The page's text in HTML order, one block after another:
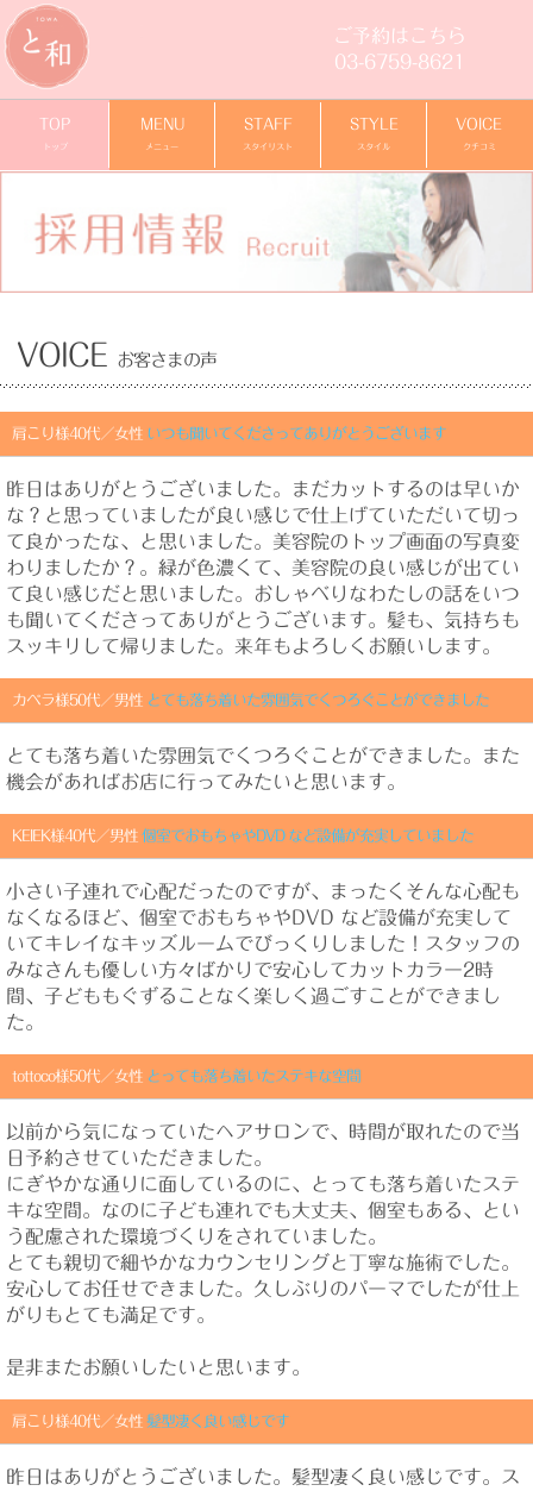
ご予約はこちら
03-6759-8621
TOP
トップ
MENU
メニュー
STAFF
スタイリスト
STYLE
スタイル
VOICE
クチコミ
VOICE お客さまの声
肩こり様40代／女性 いつも聞いてくださってありがとうございます
昨日はありがとうございました。まだカットするのは早いか
な？と思っていましたが良い感じで仕上げていただいて切っ
て良かったな、と思いました。美容院のトップ画面の写真変
わりましたか？。緑が色濃くて、美容院の良い感じが出てい
て良い感じだと思いました。おしゃべりなわたしの話をいつ
も聞いてくださってありがとうございます。髪も、気持ちも
スッキリして帰りました。来年もよろしくお願いします。
カぺラ様50代／男性 とても落ち着いた雰囲気でくつろぐことができました
とても落ち着いた雰囲気でくつろぐことができました。また
機会があればお店に行ってみたいと思います。
KEIEK様40代／男性 個室でおもちゃやDVD など設備が充実していました
小さい子連れで心配だったのですが、まったくそんな心配も
なくなるほど、個室でおもちゃやDVD など設備が充実して
いてキレイなキッズルームでびっくりしました！スタッフの
みなさんも優しい方々ばかりで安心してカットカラー2時
間、子どももぐずることなく楽しく過ごすことができまし
た。
tottoco様50代／女性 とっても落ち着いたステキな空間
以前から気になっていたヘアサロンで、時間が取れたので当
日予約させていただきました。
にぎやかな通りに面しているのに、とっても落ち着いたステ
キな空間。なのに子ども連れでも大丈夫、個室もある、とい
う配慮された環境づくりをされていました。
とても親切で細やかなカウンセリングと丁寧な施術でした。
安心してお任せできました。久しぶりのパーマでしたが仕上
がりもとても満足です。
是非またお願いしたいと思います。
肩こり様40代／女性 髪型凄く良い感じです
昨日はありがとうございました。髪型凄く良い感じです。ス